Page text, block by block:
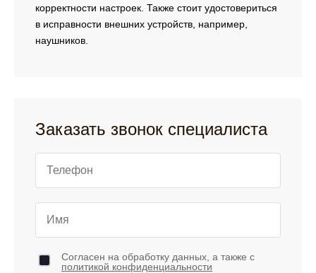
корректности настроек. Также стоит удостовериться
в исправности внешних устройств, например,
наушников.
Заказать звонок специалиста
Согласен на обработку данных, а также с
политикой конфиденциальности